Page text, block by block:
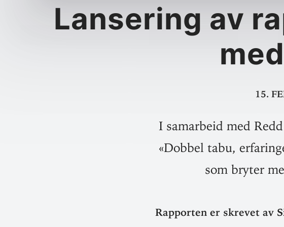
Lan­sering av
15.
I samarbeid med
«Dobbel tabu,
som bryter
Rap­porten er skrevet av